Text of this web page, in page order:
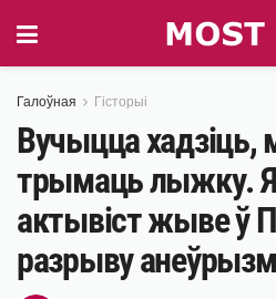
Галоўная Гісторыі
Вучыцца хадзіць,
трымаць лыжку.
актывіст жыве ў
разрыву